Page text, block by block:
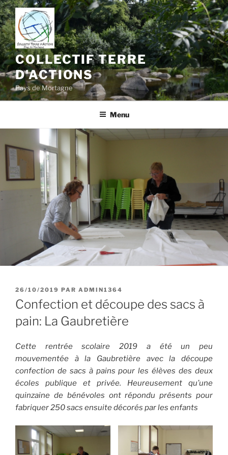
Aller
au
contenu
principal
COLLECTIF TERRE
D'ACTIONS
Pays de Mortagne
Menu
PUBLIÉ
LE
26/10/2019 PAR ADMIN1364
Confection et découpe des sacs à
pain: La Gaubretière
Cette rentrée scolaire 2019 a été un peu
mouvementée à la Gaubretière avec la découpe
confection de sacs à pains pour les élèves des deux
écoles publique et privée. Heureusement qu’une
quinzaine de bénévoles ont répondu présents pour
fabriquer 250 sacs ensuite décorés par les enfants